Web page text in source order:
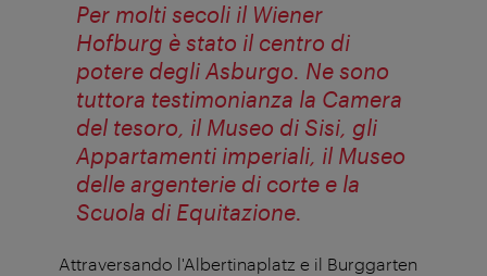
Per molti secoli il Wiener
Hofburg è stato il centro di
potere degli Asburgo. Ne sono
tuttora testimonianza la Camera
del tesoro, il Museo di Sisi, gli
Appartamenti imperiali, il Museo
delle argenterie di corte e la
Scuola di Equitazione.
Attraversando l'Albertinaplatz e il Burggarten